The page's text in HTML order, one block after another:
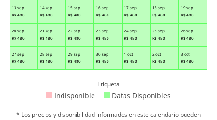
13 sep
R$ 480
14 sep
R$ 480
15 sep
R$ 480
16 sep
R$ 480
17 sep
R$ 480
18 sep
R$ 480
19 sep
R$ 480
20 sep
R$ 480
21 sep
R$ 480
22 sep
R$ 480
23 sep
R$ 480
24 sep
R$ 480
25 sep
R$ 480
26 sep
R$ 480
27 sep
R$ 480
28 sep
R$ 480
29 sep
R$ 480
30 sep
R$ 480
1 oct
R$ 480
2 oct
R$ 480
3 oct
R$ 480
Etiqueta
Indisponible Datas Disponibles
* Los precios y disponibilidad informados en este calendario pueden